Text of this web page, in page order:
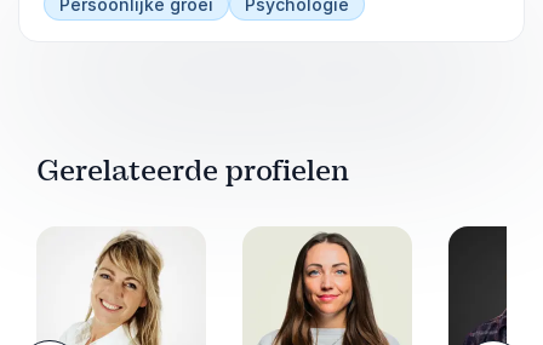
Persoonlijke groei Psychologie
Gerelateerde profielen